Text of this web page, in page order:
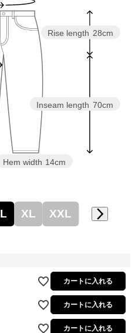
Inseam length 70cm
Rise length 28cm
Hem width 14cm
L XL XXL
カートに入れる
カートに入れる
カートに入れる